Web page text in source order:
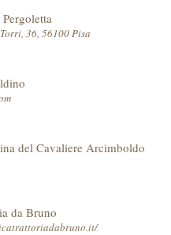
36, 56100 Pisa
del Cavaliere Arcimboldo
da Bruno